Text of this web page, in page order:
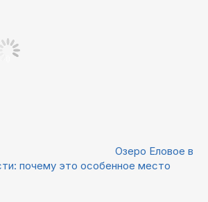
Озеро Еловое в
почему это особенное место